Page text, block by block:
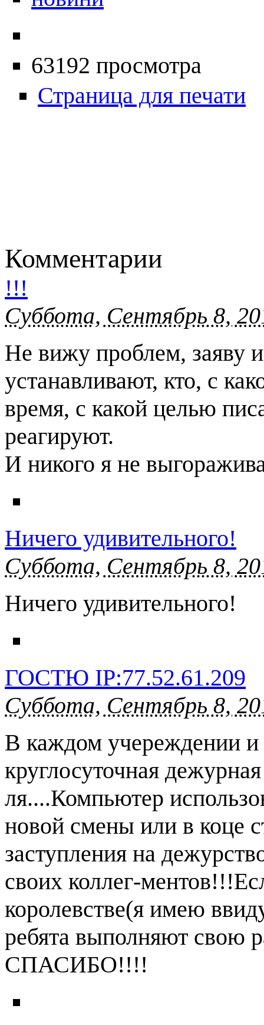
63192 просмотра
Страница для печати
Комментарии
!!!
Суббота, Сентябрь 8,
Не вижу проблем, заяву
устанавливают, кто, с
время, с какой целью
реагируют.
И никого я не
Ничего удивительного!
Суббота, Сентябрь 8,
Ничего удивительного!
ГОСТЮ IP:77.52.61.209
Суббота, Сентябрь 8,
В каждом учереждении
круглосуточная
ля....Компьютер
новой смены или в коце
заступления на
своих коллег-
королевстве(я имею
ребята выполняют
СПАСИБО!!!!